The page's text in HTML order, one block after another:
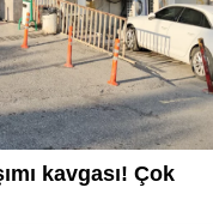
kavgası! Çok